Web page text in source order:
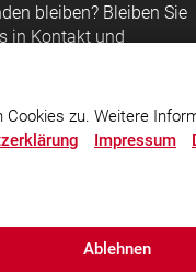
bleiben? Bleiben Sie
in Kontakt und
zu. Weitere
Impressum
Ablehnen